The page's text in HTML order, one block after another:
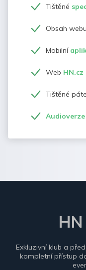
Tištěné
Obsah
Mobilní
Web HN.cz
Tištěné
Exkluzivní klub a
kompletní přístup